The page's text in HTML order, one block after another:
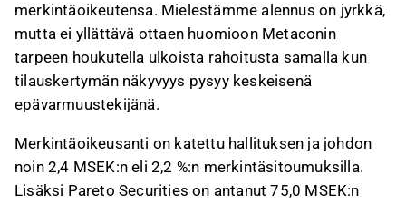
merkintäoikeutensa. Mielestämme alennus on jyrkkä,
mutta ei yllättävä ottaen huomioon Metaconin
tarpeen houkutella ulkoista rahoitusta samalla kun
tilauskertymän näkyvyys pysyy keskeisenä
epävarmuustekijänä.
Merkintäoikeusanti on katettu hallituksen ja johdon
noin 2,4 MSEK:n eli 2,2 %:n merkintäsitoumuksilla.
Lisäksi Pareto Securities on antanut 75,0 MSEK:n